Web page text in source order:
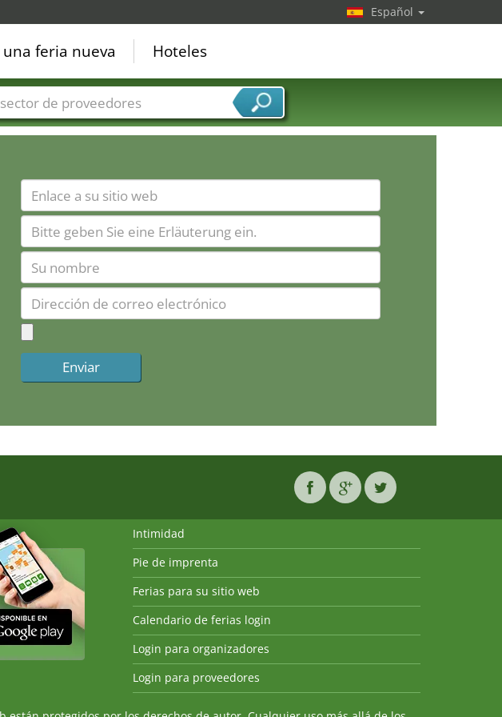
Español
feria nueva Hoteles
Sectores de proveedor de servicios
Intimidad
Pie de imprenta
Ferias para su sitio web
Calendario de ferias login
Login para organizadores
Login para proveedores